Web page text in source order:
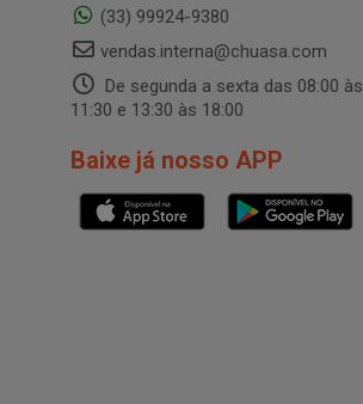
(33) 99924-9380
vendas.interna@chuasa.com
De segunda a sexta das 08:00 às
11:30 e 13:30 às 18:00
Baixe já nosso APP